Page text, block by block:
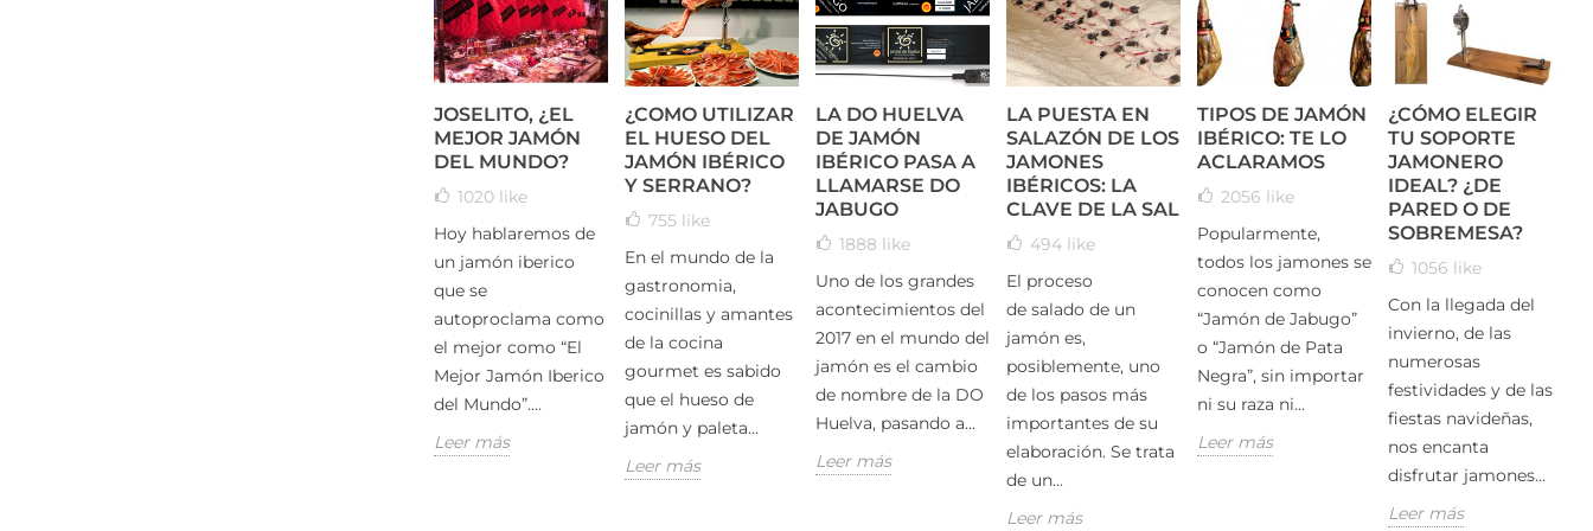
JOSELITO, ¿EL
MEJOR JAMÓN
DEL MUNDO?
1020 like
Hoy hablaremos de
un jamón iberico
que se
autoproclama como
el mejor como “El
Mejor Jamón Iberico
del Mundo”....
Leer más
¿COMO UTILIZAR
EL HUESO DEL
JAMÓN IBÉRICO
Y SERRANO?
755 like
En el mundo de la
gastronomia,
cocinillas y amantes
de la cocina
gourmet es sabido
que el hueso de
jamón y paleta...
Leer más
LA DO HUELVA
DE JAMÓN
IBÉRICO PASA A
LLAMARSE DO
JABUGO
1888 like
Uno de los grandes
acontecimientos del
2017 en el mundo del
jamón es el cambio
de nombre de la DO
Huelva, pasando a...
Leer más
LA PUESTA EN
SALAZÓN DE LOS
JAMONES
IBÉRICOS: LA
CLAVE DE LA SAL
494 like
El proceso
de salado de un
jamón es,
posiblemente, uno
de los pasos más
importantes de su
elaboración. Se trata
de un...
Leer más
TIPOS DE JAMÓN
IBÉRICO: TE LO
ACLARAMOS
2056 like
Popularmente,
todos los jamones se
conocen como
“Jamón de Jabugo”
o “Jamón de Pata
Negra”, sin importar
ni su raza ni...
Leer más
¿CÓMO ELEGIR
TU SOPORTE
JAMONERO
IDEAL? ¿DE
PARED O DE
SOBREMESA?
1056 like
Con la llegada del
invierno, de las
numerosas
festividades y de las
fiestas navideñas,
nos encanta
disfrutar jamones...
Leer más